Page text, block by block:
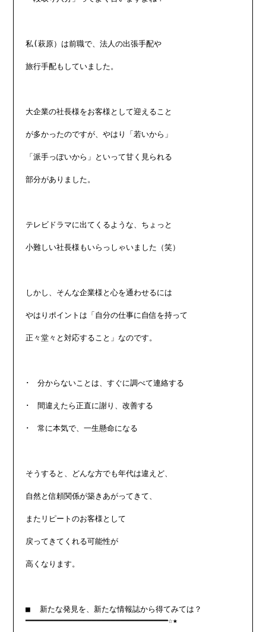
私(萩原）は前職で、法人の出張手配や
旅行手配もしていました。
大企業の社長様をお客様として迎えること
が多かったのですが、やはり「若いから」
「派手っぽいから」といって甘く見られる
部分がありました。
テレビドラマに出てくるような、ちょっと
小難しい社長様もいらっしゃいました（笑）
しかし、そんな企業様と心を通わせるには
やはりポイントは「自分の仕事に自信を持って
正々堂々と対応すること」なのです。
･　分からないことは、すぐに調べて連絡する
･　間違えたら正直に謝り、改善する
･　常に本気で、一生懸命になる
そうすると、どんな方でも年代は違えど、
自然と信頼関係が築きあがってきて、
またリピートのお客様として
戻ってきてくれる可能性が
高くなります。
■  新たな発見を、新たな情報誌から得てみては？
━━━━━━━━━━━━━━━━━━━━━━━━━━━━━━☆★